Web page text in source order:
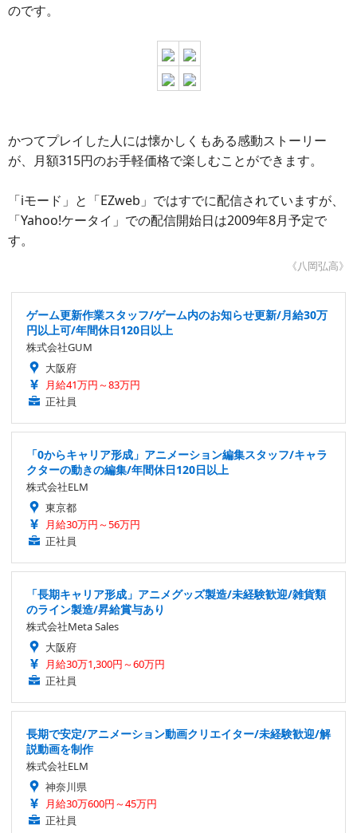
のです。
かつてプレイした人には懐かしくもある感動ストーリー
が、月額315円のお手軽価格で楽しむことができます。
「iモード」と「EZweb」ではすでに配信されていますが、
「Yahoo!ケータイ」での配信開始日は2009年8月予定で
す。
《八岡弘高》
ゲーム更新作業スタッフ/ゲーム内のお知らせ更新/月給30万
円以上可/年間休日120日以上
株式会社GUM
大阪府
月給41万円～83万円
正社員
「0からキャリア形成」アニメーション編集スタッフ/キャラ
クターの動きの編集/年間休日120日以上
株式会社ELM
東京都
月給30万円～56万円
正社員
「長期キャリア形成」アニメグッズ製造/未経験歓迎/雑貨類
のライン製造/昇給賞与あり
株式会社Meta Sales
大阪府
月給30万1,300円～60万円
正社員
長期で安定/アニメーション動画クリエイター/未経験歓迎/解
説動画を制作
株式会社ELM
神奈川県
月給30万600円～45万円
正社員